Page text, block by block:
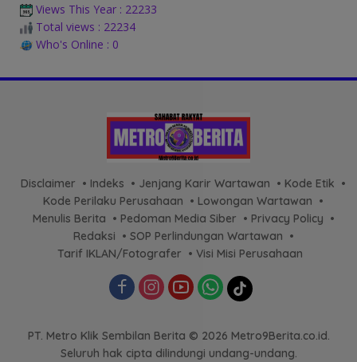
Views This Year : 22233
Total views : 22234
Who's Online : 0
Disclaimer Indeks Jenjang Karir Wartawan
Kode Etik
Kode Perilaku Perusahaan
Lowongan Wartawan
Menulis Berita
Pedoman Media Siber
Privacy Policy
Redaksi
SOP Perlindungan Wartawan
Tarif IKLAN/Fotografer
Visi Misi Perusahaan
PT. Metro Klik Sembilan Berita © 2026 Metro9Berita.co.id.
Seluruh hak cipta dilindungi undang-undang.